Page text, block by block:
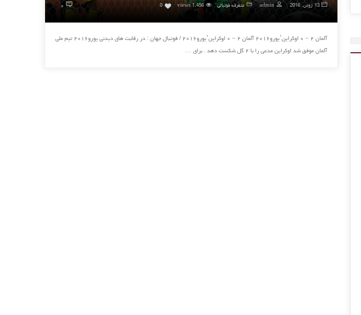
13 ژوئن, 2016 admin متفرقه فوتبالی 1,456 views
0 ۰
آلمان ۲ – ۰ اوکراین٬یورو۲۰۱۶ آلمان ۲ – ۰ اوکراین٬یورو۲۰۱۶ / فوتبال جهان : در رقابت های دیدنی یورو۲۰۱۶ تیم ملی
آلمان موفق شد اوکراین مدعی را با ۲ گل شکست دهد . برای …